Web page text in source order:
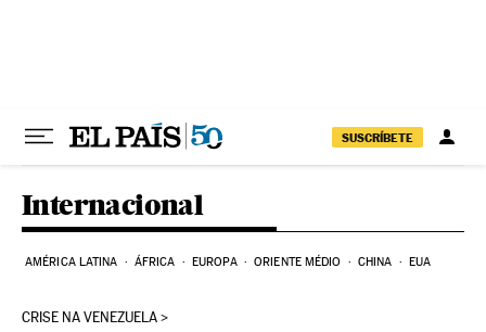
SUSCRÍBETE
Internacional
AMÉRICA LATINA ÁFRICA EUROPA ORIENTE MÉDIO CHINA EUA
CRISE NA VENEZUELA